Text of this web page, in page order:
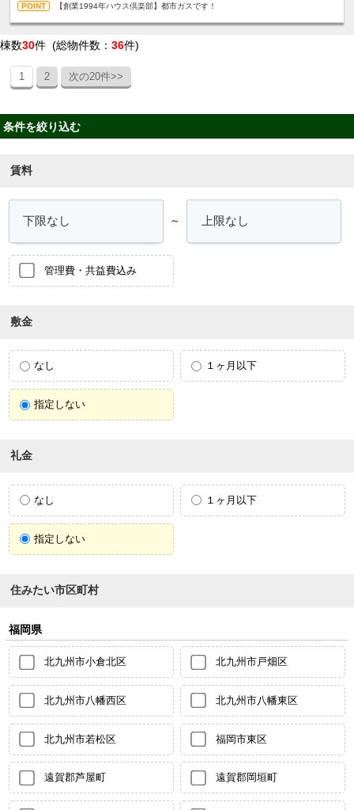
【創業1994年ハウス倶楽部】都市ガスです！
棟数30件 (総物件数： 36件)
1 2 次の20件>>
条件を絞り込む
賃料
～
管理費・共益費込み
敷金
なし １ヶ月以下
指定しない
礼金
なし １ヶ月以下
指定しない
住みたい市区町村
福岡県
北九州市小倉北区 北九州市戸畑区
北九州市八幡西区 北九州市八幡東区
北九州市若松区 福岡市東区
遠賀郡芦屋町 遠賀郡岡垣町